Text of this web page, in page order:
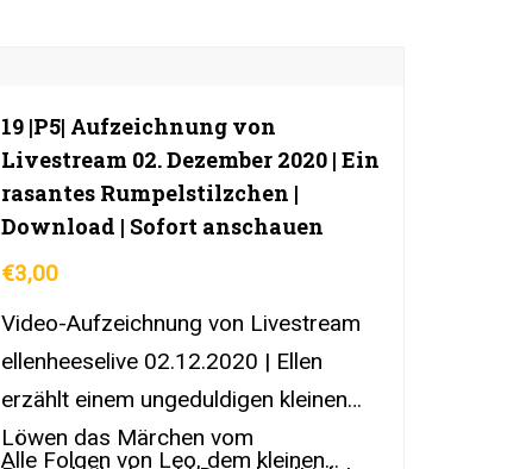
19 |P5| Aufzeichnung von
Livestream 02. Dezember 2020 | Ein
rasantes Rumpelstilzchen |
Download | Sofort anschauen
€3,00
Video-Aufzeichnung von Livestream
ellenheeselive 02.12.2020 | Ellen
erzählt einem ungeduldigen kleinen
Löwen das Märchen vom
Alle Folgen von Leo, dem kleinen…